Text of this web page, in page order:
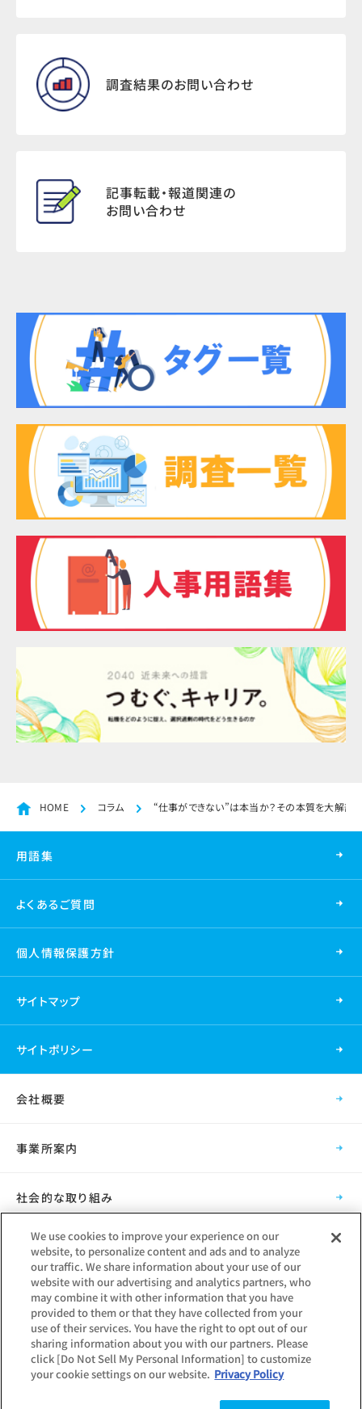
調査結果のお問い合わせ
記事転載・報道関連の
お問い合わせ
HOME コラム “仕事ができない”は本当か？その本質を大解剖
用語集
よくあるご質問
個人情報保護方針
サイトマップ
サイトポリシー
会社概要
事業所案内
社会的な取り組み
採用情報
グループ会社
We use cookies to improve your experience on our
website, to personalize content and ads and to analyze
our traffic. We share information about your use of our
website with our advertising and analytics partners, who
may combine it with other information that you have
provided to them or that they have collected from your
use of their services. You have the right to opt out of our
sharing information about you with our partners. Please
click [Do Not Sell My Personal Information] to customize
your cookie settings on our website. Privacy Policy